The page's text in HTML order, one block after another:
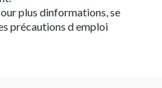
plus dinformations, se
précautions d emploi